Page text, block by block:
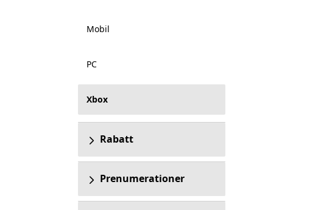
Mobil
PC
Xbox
Rabatt
Prenumerationer